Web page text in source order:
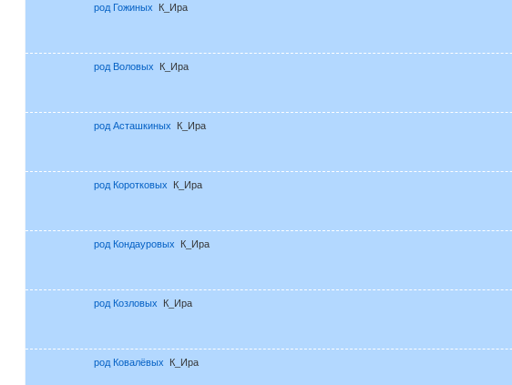
род Гожиных
К_Ира
род Воловых
К_Ира
род Асташкиных
К_Ира
род Коротковых
К_Ира
род Кондауровых
К_Ира
род Козловых
К_Ира
род Ковалёвых
К_Ира